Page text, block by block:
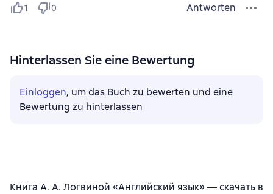
1 0 Antworten
Hinterlassen Sie eine Bewertung
Einloggen, um das Buch zu bewerten und eine
Bewertung zu hinterlassen
Книга А. А. Логвиной «Английский язык» — скачать в